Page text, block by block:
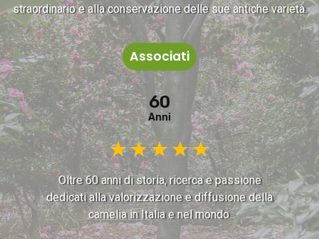
straordinario e alla conservazione delle sue antiche varietà.
Associati
60
Anni
★★★ ★★
Oltre 60 anni di storia, ricerca e passione
dedicati alla valorizzazione e diffusione della
camelia in Italia e nel mondo.